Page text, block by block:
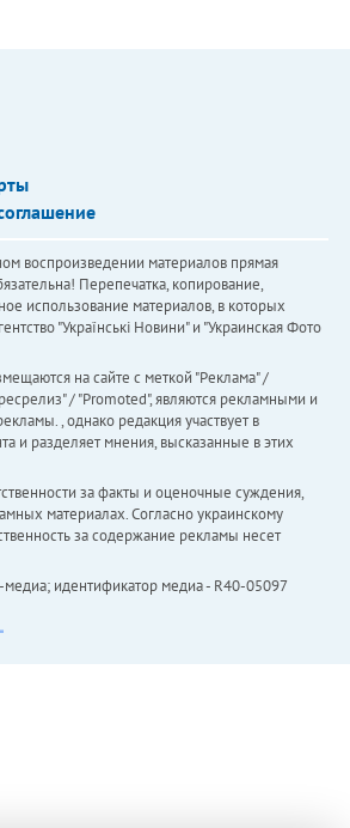
воспроизведении материалов прямая
Перепечатка, копирование,
использование материалов, в которых
"Українськi Новини" и "Украинская Фото
на сайте с меткой "Реклама" /
/ "Promoted", являются рекламными и
, однако редакция участвует в
и разделяет мнения, высказанные в этих
за факты и оценочные суждения,
материалах. Согласно украинскому
за содержание рекламы несет
идентификатор медиа - R40-05097